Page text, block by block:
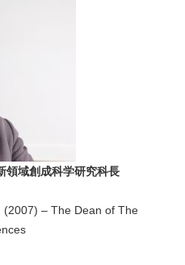
域創成科学研究科長
(2007) – The Dean of The